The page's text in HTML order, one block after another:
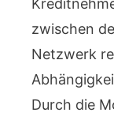
zwischen
Netzwerk
Durch die